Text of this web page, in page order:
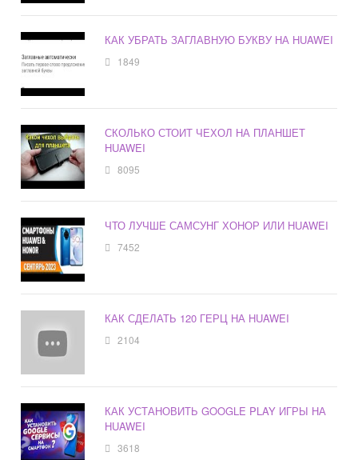
КАК УБРАТЬ ЗАГЛАВНУЮ БУКВУ НА HUAWEI
1849
СКОЛЬКО СТОИТ ЧЕХОЛ НА ПЛАНШЕТ
HUAWEI
8095
ЧТО ЛУЧШЕ САМСУНГ ХОНОР ИЛИ HUAWEI
7452
КАК СДЕЛАТЬ 120 ГЕРЦ НА HUAWEI
2104
КАК УСТАНОВИТЬ GOOGLE PLAY ИГРЫ НА
HUAWEI
3618